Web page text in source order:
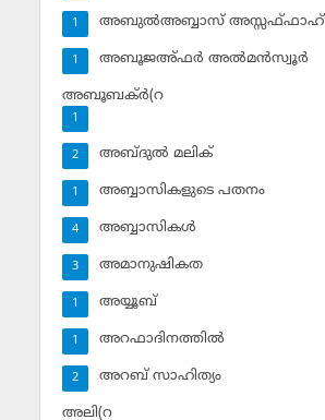
അബുല്‍അബ്ബാസ് അസ്സഫ്ഫാഹ്‌
1
അബൂജഅ്ഫര്‍ അല്‍മന്‍സ്വൂര്‍
1
അബൂബക്ര്‍(റ
1
അബ്ദുല്‍ മലിക്‌
2
അബ്ബാസികളുടെ പതനം
1
അബ്ബാസികള്‍
4
അമാനുഷികത
3
അയ്യൂബ്‌
1
അറഫാദിനത്തില്‍
1
അറബ് സാഹിത്യം
2
അലി(റ